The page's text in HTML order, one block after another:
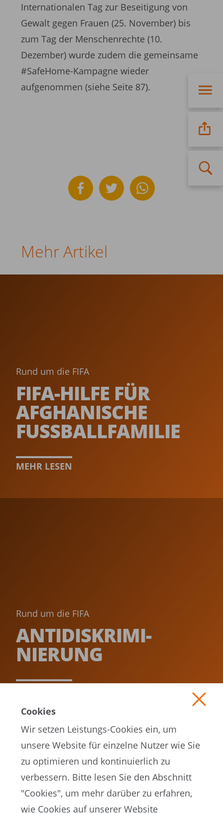
Internationalen Tag zur Beseitigung von
Gewalt gegen Frauen (25. November) bis
zum Tag der Menschenrechte (10.
Dezember) wurde zudem die gemeinsame
#SafeHome-Kampagne wieder
aufgenommen (siehe Seite 87).
Mehr Artikel
Rund um die FIFA
FIFA-HILFE FÜR
AFGHANISCHE
FUSSBALL­FAMILIE­
MEHR LESEN
Rund um die FIFA
ANTI­DISKRIMI­
NIERUNG­
Cookies
Wir setzen Leistungs-Cookies ein, um
unsere Website für einzelne Nutzer wie Sie
zu optimieren und kontinuierlich zu
verbessern. Bitte lesen Sie den Abschnitt
"Cookies", um mehr darüber zu erfahren,
wie Cookies auf unserer Website